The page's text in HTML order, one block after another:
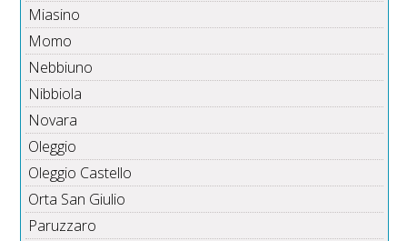
Miasino
Momo
Nebbiuno
Nibbiola
Novara
Oleggio
Oleggio Castello
Orta San Giulio
Paruzzaro